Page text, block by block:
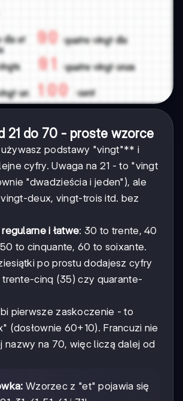
21 do 70 - proste wzorce
używasz podstawy "vingt"** i
cyfry. Uwaga na 21 - to "vingt
"dwadzieścia i jeden"), ale
deux, vingt-trois itd. bez
i łatwe: 30 to trente, 40
to cinquante, 60 to soixante.
po prostu dodajesz cyfry
trente-cinq (35) czy quarante-
pierwsze zaskoczenie - to
(dosłownie 60+10). Francuzi nie
nazwy na 70, więc liczą dalej od
Wzorzec z "et" pojawia się